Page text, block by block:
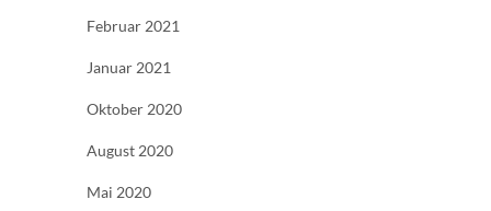
Februar 2021
Januar 2021
Oktober 2020
August 2020
Mai 2020